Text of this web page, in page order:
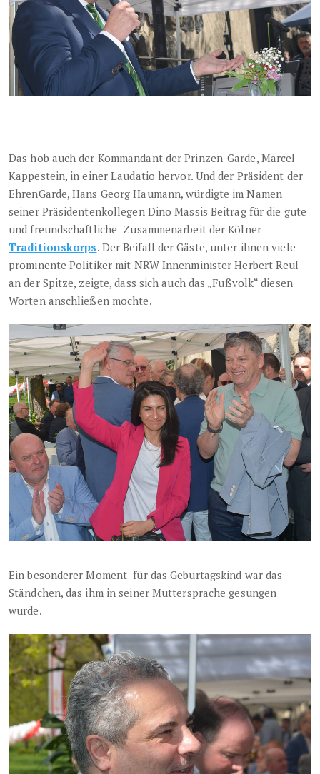
Das hob auch der Kommandant der Prinzen-Garde, Marcel
Kappestein, in einer Laudatio hervor. Und der Präsident der
EhrenGarde, Hans Georg Haumann, würdigte im Namen
seiner Präsidentenkollegen Dino Massis Beitrag für die gute
und freundschaftliche Zusammenarbeit der Kölner
Traditionskorps. Der Beifall der Gäste, unter ihnen viele
prominente Politiker mit NRW Innenminister Herbert Reul
an der Spitze, zeigte, dass sich auch das „Fußvolk“ diesen
Worten anschließen mochte.
Ein besonderer Moment für das Geburtagskind war das
Ständchen, das ihm in seiner Muttersprache gesungen
wurde.